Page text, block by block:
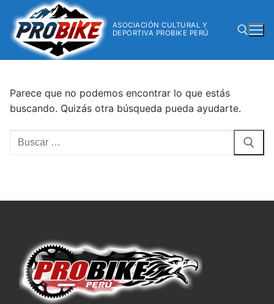
ASOCIACIÓN CULTURAL Y
DEPORTIVA PROBIKE PERÚ
Parece que no podemos encontrar lo que estás
buscando. Quizás otra búsqueda pueda ayudarte.